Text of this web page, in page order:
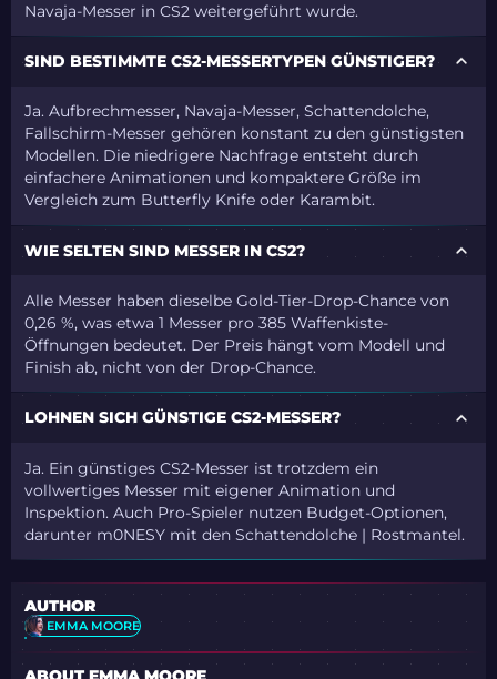
Navaja-Messer in CS2 weitergeführt wurde.
SIND BESTIMMTE CS2-MESSERTYPEN GÜNSTIGER?
Ja. Aufbrechmesser, Navaja-Messer, Schattendolche,
Fallschirm-Messer gehören konstant zu den günstigsten
Modellen. Die niedrigere Nachfrage entsteht durch
einfachere Animationen und kompaktere Größe im
Vergleich zum Butterfly Knife oder Karambit.
WIE SELTEN SIND MESSER IN CS2?
Alle Messer haben dieselbe Gold-Tier-Drop-Chance von
0,26 %, was etwa 1 Messer pro 385 Waffenkiste-
Öffnungen bedeutet. Der Preis hängt vom Modell und
Finish ab, nicht von der Drop-Chance.
LOHNEN SICH GÜNSTIGE CS2-MESSER?
Ja. Ein günstiges CS2-Messer ist trotzdem ein
vollwertiges Messer mit eigener Animation und
Inspektion. Auch Pro-Spieler nutzen Budget-Optionen,
darunter m0NESY mit den Schattendolche | Rostmantel.
AUTHOR
EMMA MOORE